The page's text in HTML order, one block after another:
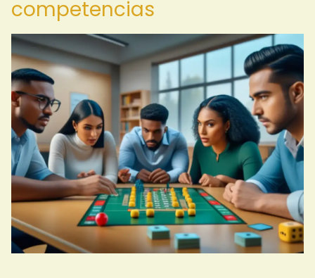
competencias